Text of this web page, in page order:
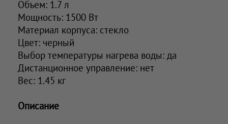
Объем: 1.7 л
Мощность: 1500 Вт
Материал корпуса: стекло
Цвет: черный
Выбор температуры нагрева воды: да
Дистанционное управление: нет
Вес: 1.45 кг
Описание